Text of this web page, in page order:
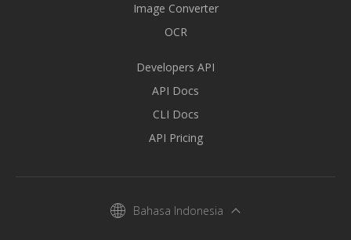
Image Converter
OCR
Developers API
API Docs
CLI Docs
API Pricing
Bahasa Indonesia